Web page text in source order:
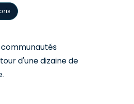
communautés
d'une dizaine de